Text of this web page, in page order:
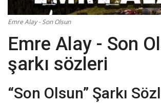
ilahi sözleri
Günaydın Mesajları
Emre Alay - Son Olsun
Emre Alay - Son
şarkı sözleri
“Son Olsun” Şarkı